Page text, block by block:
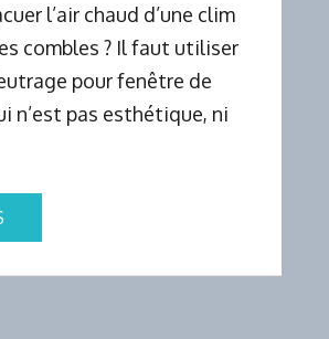
l’air chaud d’une clim
combles ? Il faut utiliser
pour fenêtre de
n’est pas esthétique, ni